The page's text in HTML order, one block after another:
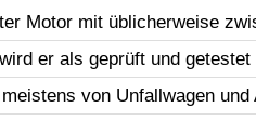
Motor mit üblicherweise
er als geprüft und
von Unfallwagen und